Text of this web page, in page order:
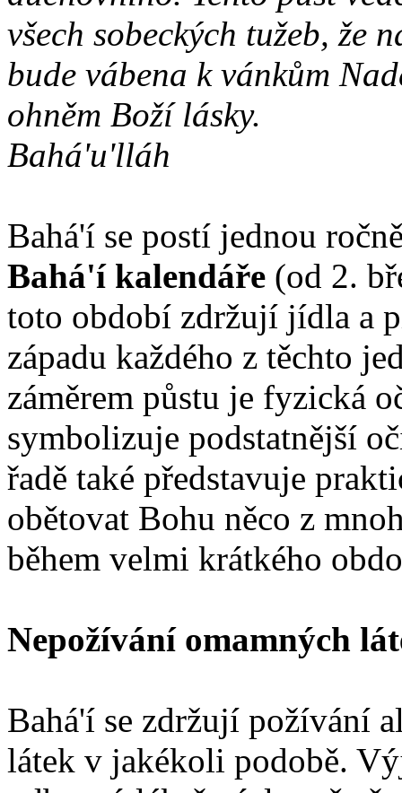
všech sobeckých tužeb, že
bude vábena k vánkům
ohněm Boží lásky.
Bahá'u'lláh
Bahá'í se postí jednou
Bahá'í kalendáře (od 2.
toto období zdržují jídla a
západu každého z těchto
záměrem půstu je fyzická
symbolizuje podstatnější
řadě také představuje
obětovat Bohu něco z
během velmi krátkého
Nepožívání omamných
Bahá'í se zdržují požívání
látek v jakékoli podobě.